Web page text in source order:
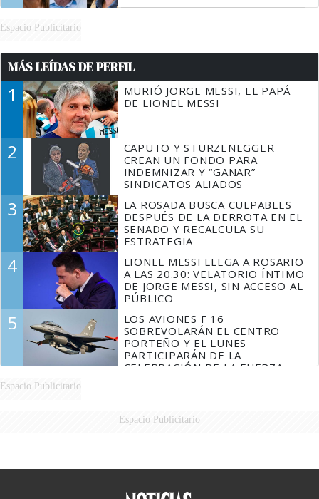
Espacio Publicitario
MÁS LEÍDAS DE PERFIL
1
MURIÓ JORGE MESSI, EL PAPÁ
DE LIONEL MESSI
2
CAPUTO Y STURZENEGGER
CREAN UN FONDO PARA
INDEMNIZAR Y “GANAR”
SINDICATOS ALIADOS
3
LA ROSADA BUSCA CULPABLES
DESPUÉS DE LA DERROTA EN EL
SENADO Y RECALCULA SU
ESTRATEGIA
4
LIONEL MESSI LLEGA A ROSARIO
A LAS 20.30: VELATORIO ÍNTIMO
DE JORGE MESSI, SIN ACCESO AL
PÚBLICO
5
LOS AVIONES F 16
SOBREVOLARÁN EL CENTRO
PORTEÑO Y EL LUNES
PARTICIPARÁN DE LA
CELEBRACIÓN DE LA FUERZA
Espacio Publicitario
Espacio Publicitario